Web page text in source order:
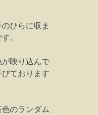
ひらに収ま
。
映り込んで
ております
のランダム